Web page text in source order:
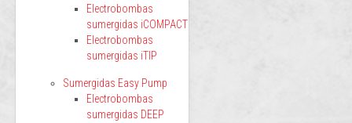
Electrobombas
sumergidas iCOMPACT
Electrobombas
sumergidas iTIP
Sumergidas Easy Pump
Electrobombas
sumergidas DEEP